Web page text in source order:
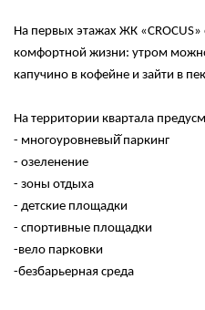
На первых этажах ЖК «CROCUS»
комфортной жизни: утром
капучино в кофейне и зайти в
На территории квартала
- многоуровневый̆ паркинг
- озеленение
- зоны отдыха
- детские площадки
- спортивные площадки
-вело парковки
-безбарьерная среда